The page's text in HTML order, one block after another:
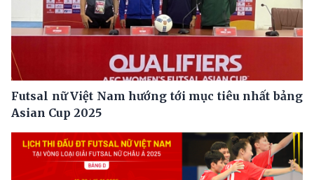
Futsal nữ Việt Nam hướng tới mục tiêu nhất bảng
Asian Cup 2025